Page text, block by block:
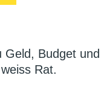
Geld, Budget
Rat.